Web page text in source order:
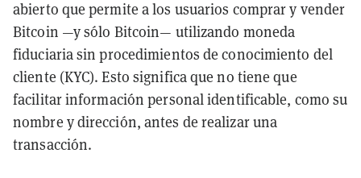
abierto que permite a los usuarios comprar y vender
Bitcoin —y sólo Bitcoin— utilizando moneda
fiduciaria sin procedimientos de conocimiento del
cliente (KYC). Esto significa que no tiene que
facilitar información personal identificable, como su
nombre y dirección, antes de realizar una
transacción.